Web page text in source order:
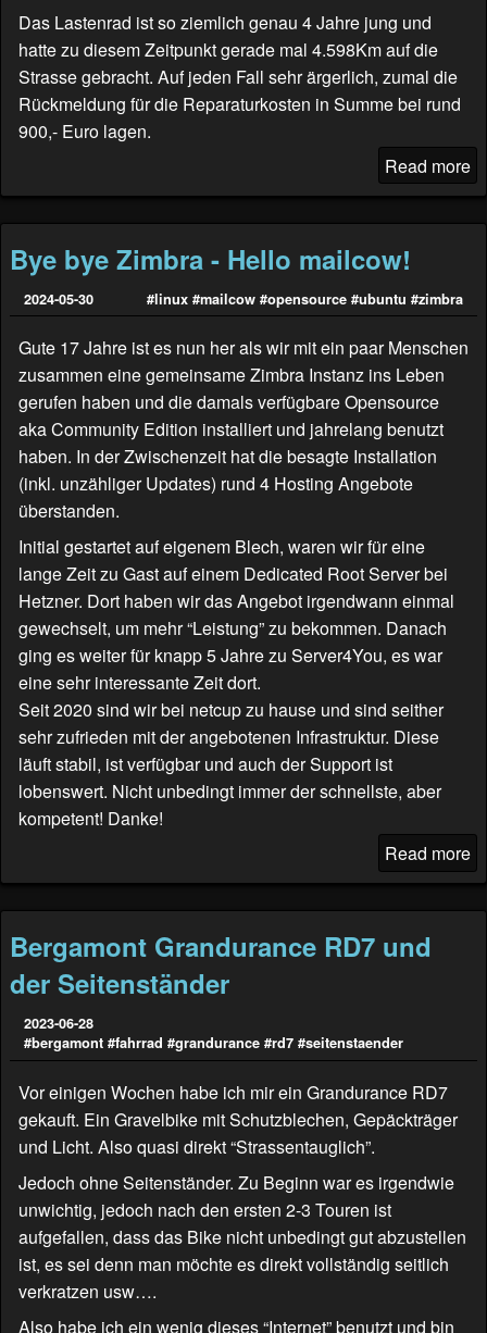
Das Lastenrad ist so ziemlich genau 4 Jahre jung und
hatte zu diesem Zeitpunkt gerade mal 4.598Km auf die
Strasse gebracht. Auf jeden Fall sehr ärgerlich, zumal die
Rückmeldung für die Reparaturkosten in Summe bei rund
900,- Euro lagen.
Read more
Bye bye Zimbra - Hello mailcow!
2024-05-30 #linux #mailcow #opensource #ubuntu #zimbra
Gute 17 Jahre ist es nun her als wir mit ein paar Menschen
zusammen eine gemeinsame Zimbra Instanz ins Leben
gerufen haben und die damals verfügbare Opensource
aka Community Edition installiert und jahrelang benutzt
haben. In der Zwischenzeit hat die besagte Installation
(inkl. unzähliger Updates) rund 4 Hosting Angebote
überstanden.
Initial gestartet auf eigenem Blech, waren wir für eine
lange Zeit zu Gast auf einem Dedicated Root Server bei
Hetzner. Dort haben wir das Angebot irgendwann einmal
gewechselt, um mehr “Leistung” zu bekommen. Danach
ging es weiter für knapp 5 Jahre zu Server4You, es war
eine sehr interessante Zeit dort.
Seit 2020 sind wir bei netcup zu hause und sind seither
sehr zufrieden mit der angebotenen Infrastruktur. Diese
läuft stabil, ist verfügbar und auch der Support ist
lobenswert. Nicht unbedingt immer der schnellste, aber
kompetent! Danke!
Read more
Bergamont Grandurance RD7 und
der Seitenständer
2023-06-28
#bergamont #fahrrad #grandurance #rd7 #seitenstaender
Vor einigen Wochen habe ich mir ein Grandurance RD7
gekauft. Ein Gravelbike mit Schutzblechen, Gepäckträger
und Licht. Also quasi direkt “Strassentauglich”.
Jedoch ohne Seitenständer. Zu Beginn war es irgendwie
unwichtig, jedoch nach den ersten 2-3 Touren ist
aufgefallen, dass das Bike nicht unbedingt gut abzustellen
ist, es sei denn man möchte es direkt vollständig seitlich
verkratzen usw….
Also habe ich ein wenig dieses “Internet” benutzt und bin